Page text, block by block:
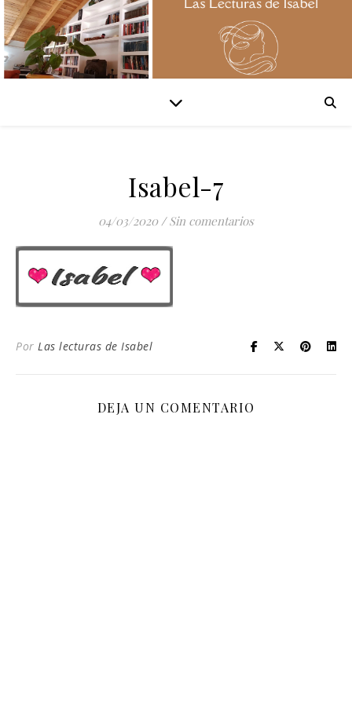
Isabel-7
04/03/2020 / Sin comentarios
Por Las lecturas de Isabel
DEJA UN COMENTARIO